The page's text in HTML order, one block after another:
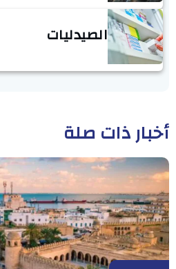
الصيدليات
أخبار ذات صلة